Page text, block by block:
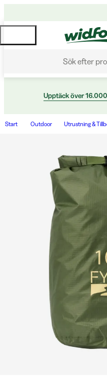
Sök efter
Upptäck över
Start Outdoor Utrustning &